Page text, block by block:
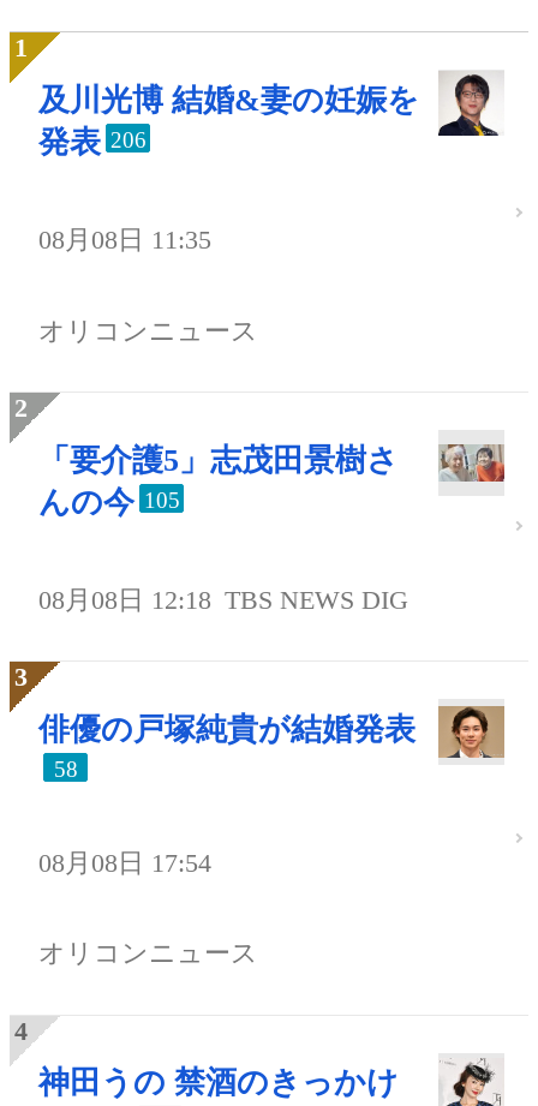
及川光博 結婚&妻の妊娠を
発表 206
08月08日 11:35
オリコンニュース
「要介護5」志茂田景樹さ
んの今 105
08月08日 12:18 TBS NEWS DIG
俳優の戸塚純貴が結婚発表
58
08月08日 17:54
オリコンニュース
神田うの 禁酒のきっかけ